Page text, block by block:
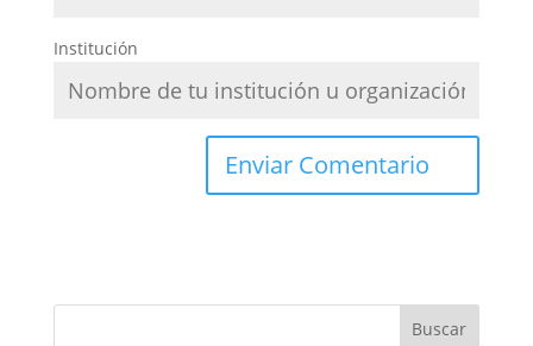
Institución